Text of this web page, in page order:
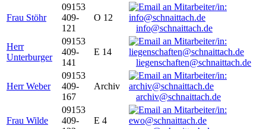
Frau Stöhr
09153
409-
121
O 12
info@schnaittach.de
Herr
Unterburger
09153
409-
141
E 14
liegenschaften@schnaittach.de
Herr Weber
09153
409-
167
Archiv
archiv@schnaittach.de
Frau Wilde
09153
409-
E 4